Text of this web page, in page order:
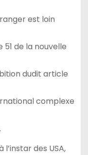
est loin
de la nouvelle
dudit article
complexe
des USA,